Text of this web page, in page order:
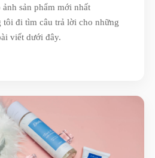
sản phẩm mới nhất
tôi đi tìm câu trả lời cho những
viết dưới đây.